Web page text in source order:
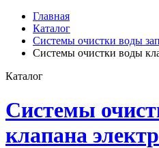
Главная
Каталог
Системы очистки воды
Системы очистки воды
Каталог
Системы
клапана